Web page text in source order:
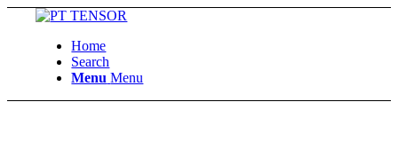
Home
Search
Menu Menu